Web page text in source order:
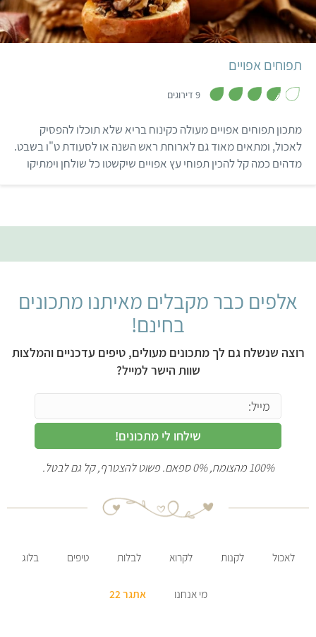
קל שעה 10 תפוחים
תפוחים אפויים
9 דירוגים
ת
ו
ך
5
מתכון תפוחים אפויים מעולה כקינוח בריא שלא תוכלו להפסיק
לאכול, ומתאים מאוד גם לארוחת ראש השנה או לסעודת ט"ו בשבט.
מדהים כמה קל להכין תפוחי עץ אפויים שיקשטו כל שולחן וימתיקו
אלפים כבר מקבלים מאיתנו מתכונים
בחינם!
רוצה שנשלח גם לך מתכונים מעולים, טיפים עדכניים והמלצות
שוות הישר למייל?
שילחו לי מתכונים!
100% מהצומח, 0% ספאם. פשוט להצטרף, קל גם לבטל.
לאכול לקנות לקרוא לבלות טיפים בלוג
מי אנחנו אתגר 22